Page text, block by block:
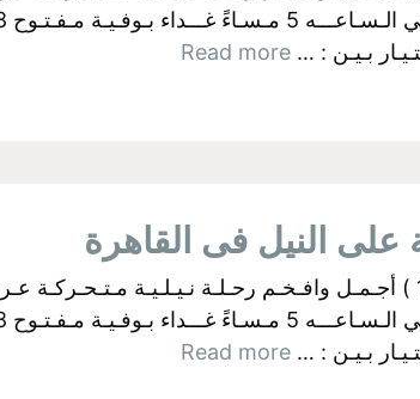
بـيـن : … Read more
البواخر الفرعونية بالجيزة اولآ: رحــلات الـغـداء الـعـرض رقم ( 1 ) أجـمـل وافـخـم
بـيـن : … Read more